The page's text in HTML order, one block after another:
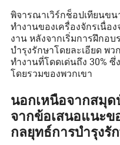
พิจารณาเวิร์กช็อปเทียนข
ทำงานของเครื่องจักรเนื่อ
งาน หลังจากเริ่มการฝึกอ
บำรุงรักษาโดยละเอียด พว
ทำงานที่โดดเด่นถึง 30%
โดยรวมของพวกเขา
นอกเหนือจากสมุด
จากข้อเสนอแนะข
กลยุทธ์การบำรุงรั